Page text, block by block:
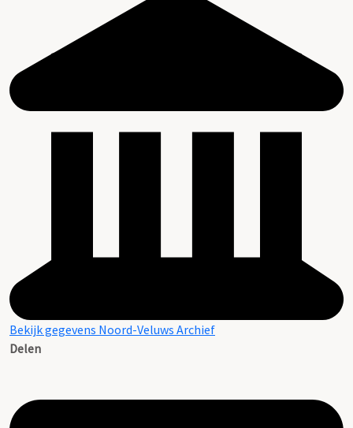
Bekijk gegevens Noord-Veluws Archief
Delen